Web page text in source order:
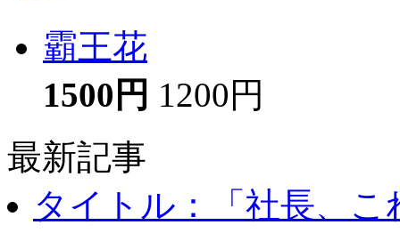
霸王花
1500円 1200円
最新記事
タイトル：「社長、こ